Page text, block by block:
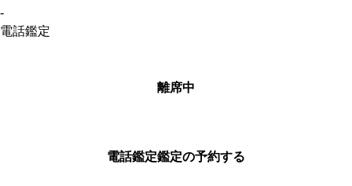
-
電話鑑定
離席中
電話鑑定鑑定の予約する